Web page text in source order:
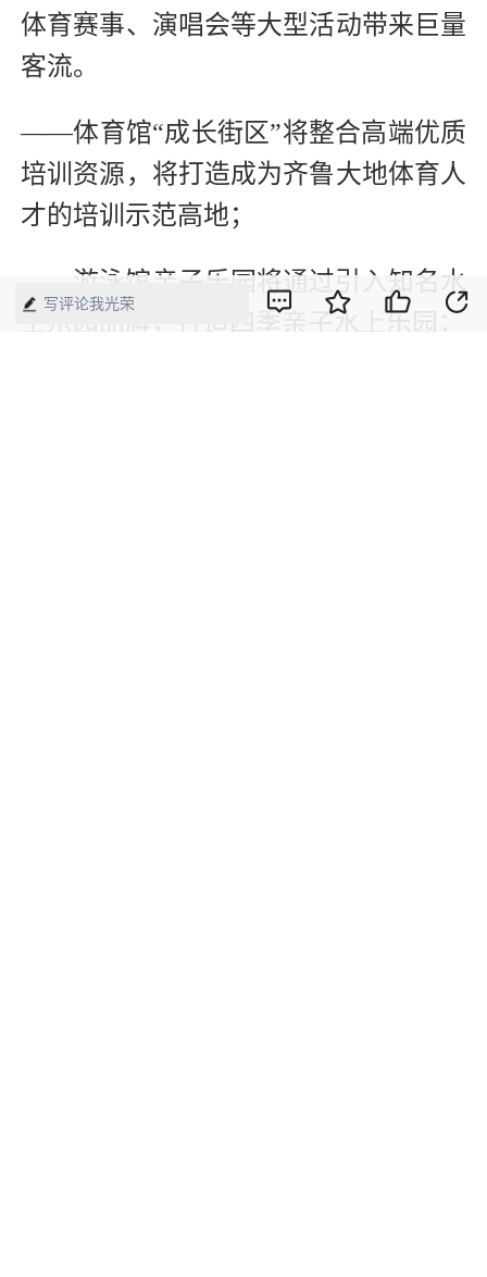
体育赛事、演唱会等大型活动带来巨量
客流。
——体育馆“成长街区”将整合高端优质
培训资源，将打造成为齐鲁大地体育人
才的培训示范高地；
——游泳馆亲子乐园将通过引入知名水
上乐园品牌，打造四季亲子水上乐园；
写评论我光荣